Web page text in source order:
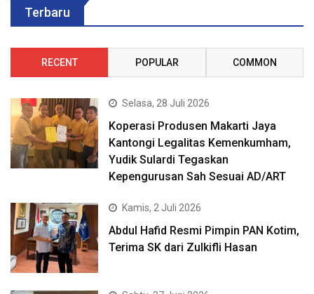
Terbaru
RECENT POPULAR COMMON
Selasa, 28 Juli 2026
Koperasi Produsen Makarti Jaya
Kantongi Legalitas Kemenkumham,
Yudik Sulardi Tegaskan
Kepengurusan Sah Sesuai AD/ART
Kamis, 2 Juli 2026
Abdul Hafid Resmi Pimpin PAN Kotim,
Terima SK dari Zulkifli Hasan